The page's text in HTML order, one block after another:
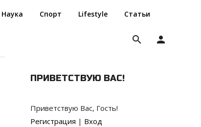
Наука Спорт Lifestyle Статьи
person
search
ПРИВЕТСТВУЮ ВАС!
Приветствую Вас, Гость!
Регистрация | Вход